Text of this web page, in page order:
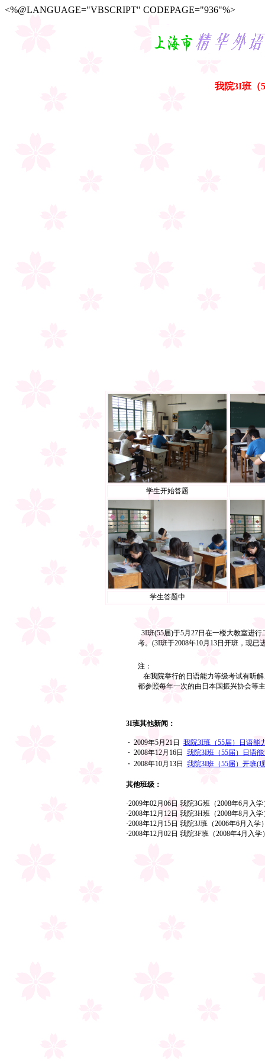
<%@LANGUAGE="VBSCRIPT" CODEPAGE="936"%>
我院3I班（
学生开始答题
学生答题中
3I班(55届)于5月27日在一楼大教室进
考。(3I班于2008年10月13日开班，现已
注：
在我院举行的日语能力等级考试有听
都参照每年一次的由日本国振兴协会等
3I班其他新闻：
· 2009年5月21日 我院3I班（55届）日语能
· 2008年12月16日 我院3I班（55届）日语
· 2008年10月13日 我院3I班（55届）开班(
其他班级：
·2009年02月06日 我院3G班（2008年6月入
·2008年12月12日 我院3H班（2008年8月入
·2008年12月15日 我院3J班（2006年6月入
·2008年12月02日 我院3F班（2008年4月入